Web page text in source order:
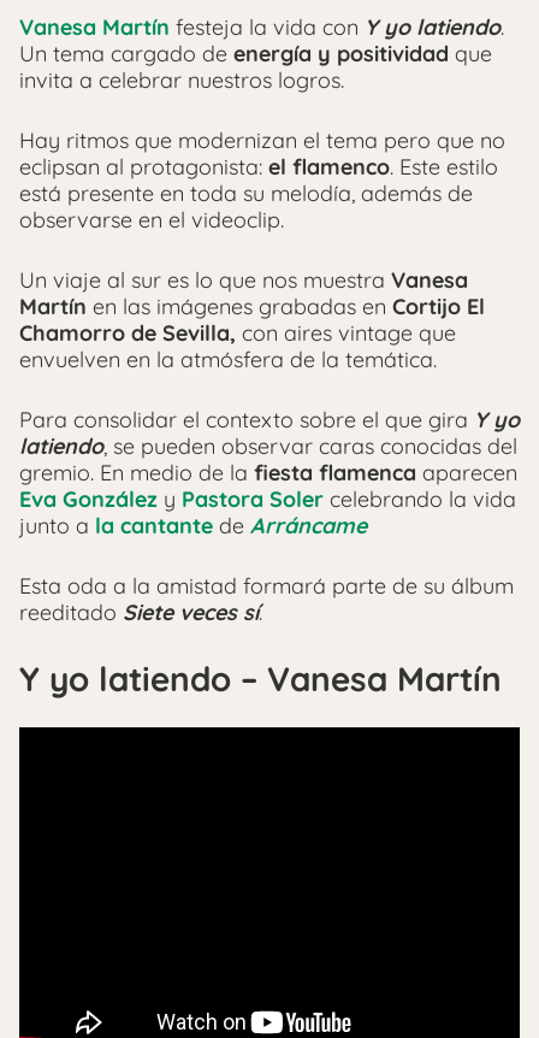
Vanesa Martín festeja la vida con Y yo latiendo.
Un tema cargado de energía y positividad que
invita a celebrar nuestros logros.
Hay ritmos que modernizan el tema pero que no
eclipsan al protagonista: el flamenco. Este estilo
está presente en toda su melodía, además de
observarse en el videoclip.
Un viaje al sur es lo que nos muestra Vanesa
Martín en las imágenes grabadas en Cortijo El
Chamorro de Sevilla, con aires vintage que
envuelven en la atmósfera de la temática.
Para consolidar el contexto sobre el que gira Y yo
latiendo, se pueden observar caras conocidas del
gremio. En medio de la fiesta flamenca aparecen
Eva González y Pastora Soler celebrando la vida
junto a la cantante de Arráncame
Esta oda a la amistad formará parte de su álbum
reeditado Siete veces sí.
Y yo latiendo – Vanesa Martín